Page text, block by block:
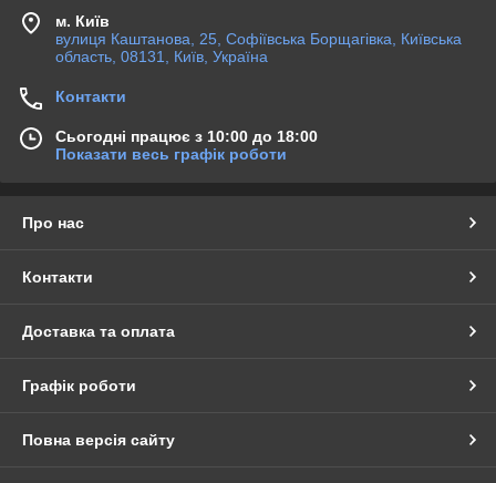
м. Київ
вулиця Каштанова, 25, Софіївська Борщагівка, Київська
область, 08131, Київ, Україна
Контакти
Сьогодні працює з 10:00 до 18:00
Показати весь графік роботи
Про нас
Контакти
Доставка та оплата
Графік роботи
Повна версія сайту